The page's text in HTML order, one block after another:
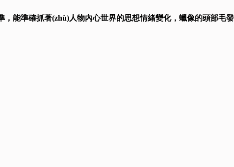
能準確抓著(zhù)人物內心世界的思想情緒變化，蠟像的頭部毛發